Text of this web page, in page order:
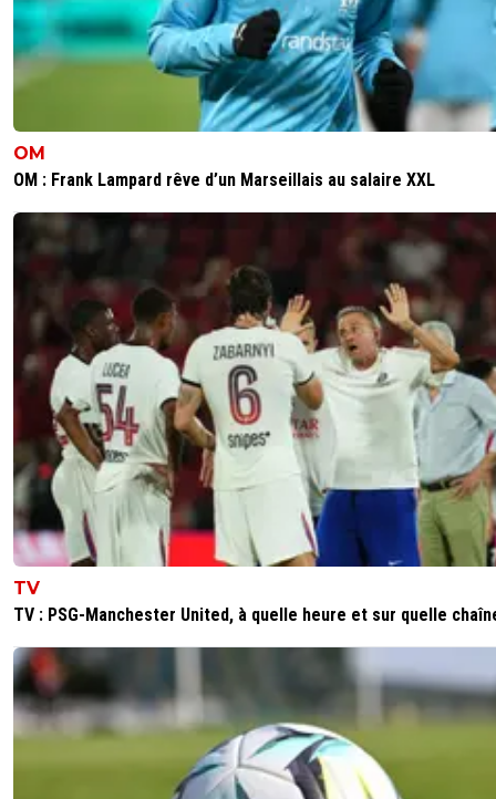
psg58 03 octobre 2025 à 13:27 +207
Vivement qu'il dégage ce sélectionneur
Répondre
Rappeler Camavinga qui n'a pas jouer un match
oubliant Tolisso ?
Incompréhensible et je suis modéré ....
OM
OM : Frank Lampard rêve d’un Marseillais au salaire XXL
TV
TV : PSG-Manchester United, à quelle heure et sur quelle